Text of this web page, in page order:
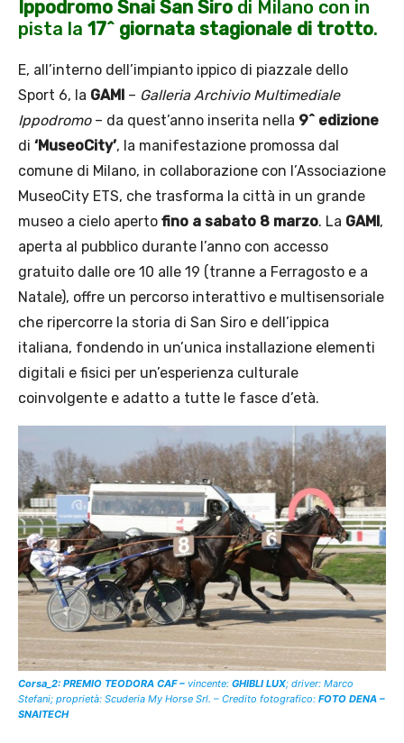
Ippodromo Snai San Siro di Milano con in
pista la 17^ giornata stagionale di trotto.
E, all’interno dell’impianto ippico di piazzale dello
Sport 6, la GAMI – Galleria Archivio Multimediale
Ippodromo– da quest’anno inserita nella 9^ edizione
di ‘MuseoCity’, la manifestazione promossa dal
comune di Milano, in collaborazione con l’Associazione
MuseoCity ETS, che trasforma la città in un grande
museo a cielo aperto fino a sabato 8 marzo. La GAMI,
aperta al pubblico durante l’anno con accesso
gratuito dalle ore 10 alle 19 (tranne a Ferragosto e a
Natale), offre un percorso interattivo e multisensoriale
che ripercorre la storia di San Siro e dell’ippica
italiana, fondendo in un’unica installazione elementi
digitali e fisici per un’esperienza culturale
coinvolgente e adatto a tutte le fasce d’età.
Corsa_2: PREMIO TEODORA CAF – vincente: GHIBLI LUX; driver: Marco
Stefani; proprietà: Scuderia My Horse Srl. – Credito fotografico: FOTO DENA –
SNAITECH